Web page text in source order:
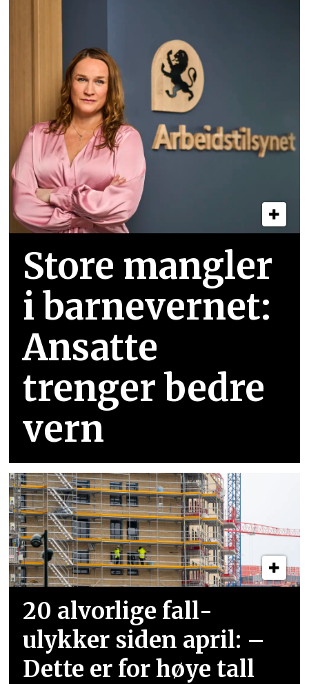
Store mangler
i barnevernet:
Ansatte
trenger bedre
vern
20 alvorlige fall­
ulykker siden april: –
Dette er for høye tall